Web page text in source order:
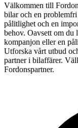
Välkommen till
bilar och en
pålitlighet och en
behov. Oavsett om du
kompanjon eller en
Utforska vårt utbud
partner i bilaffärer.
Fordonspartner.